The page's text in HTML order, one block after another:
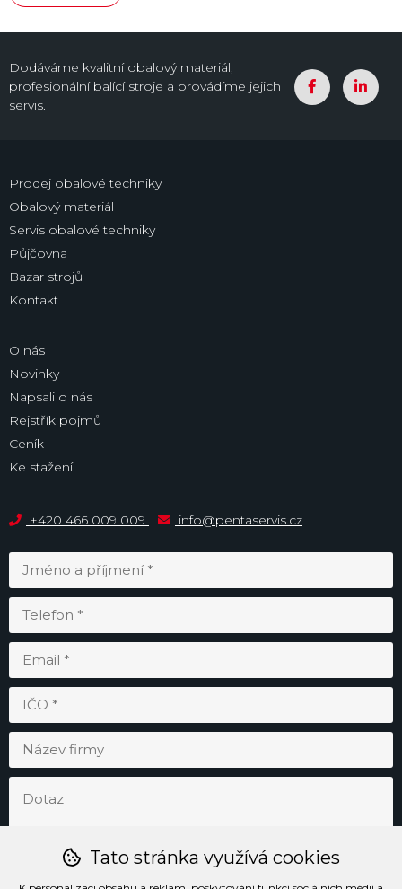
Dodáváme kvalitní obalový materiál,
profesionální balící stroje a provádíme jejich
servis.
Prodej obalové techniky
Obalový materiál
Servis obalové techniky
Půjčovna
Bazar strojů
Kontakt
O nás
Novinky
Napsali o nás
Rejstřík pojmů
Ceník
Ke stažení
+420 466 009 009 info@pentaservis.cz
Tato stránka využívá cookies